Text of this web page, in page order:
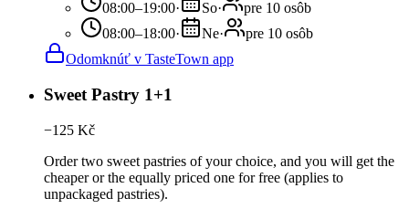
08:00–19:00· So·
pre 10 osôb
08:00–18:00· Ne·
pre 10 osôb
Odomknúť v TasteTown app
Sweet Pastry 1+1
−125 Kč
Order two sweet pastries of your choice, and you will get the
cheaper or the equally priced one for free (applies to
unpackaged pastries).